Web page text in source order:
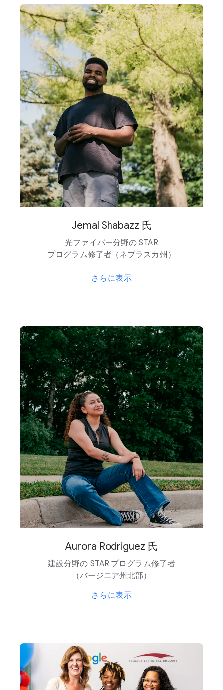
Jemal Shabazz 氏
光ファイバー分野の STAR
プログラム修了者​（ネブラスカ州）
さらに​表示
Aurora Rodriguez 氏
建設分野の STAR プログラム修了者​
（バージニア州北部）
さらに​表示